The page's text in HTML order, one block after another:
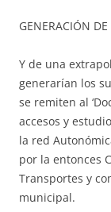
GENERACIÓN DE
Y de una
generarían los
se remiten al
accesos y
la red
por la entonces
Transportes y
municipal.